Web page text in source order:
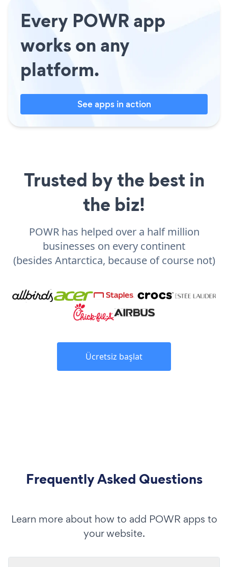
Every POWR app
works on any
platform.
See apps in action
Trusted by the best in
the biz!
POWR has helped over a half million
businesses on every continent
(besides Antarctica, because of course not)
Ücretsiz başlat
Frequently Asked Questions
Learn more about how to add POWR apps to
your website.